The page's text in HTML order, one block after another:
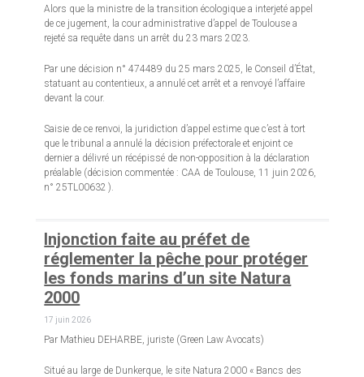
Alors que la ministre de la transition écologique a interjeté appel
de ce jugement, la cour administrative d’appel de Toulouse a
rejeté sa requête dans un arrêt du 23 mars 2023.
Par une décision n° 474489 du 25 mars 2025, le Conseil d’État,
statuant au contentieux, a annulé cet arrêt et a renvoyé l’affaire
devant la cour.
Saisie de ce renvoi, la juridiction d’appel estime que c’est à tort
que le tribunal a annulé la décision préfectorale et enjoint ce
dernier a délivré un récépissé de non-opposition à la déclaration
préalable (décision commentée : CAA de Toulouse, 11 juin 2026,
n° 25TL00632 ).
Injonction faite au préfet de
réglementer la pêche pour protéger
les fonds marins d’un site Natura
2000
17 juin 2026
Par Mathieu DEHARBE, juriste (Green Law Avocats)
Situé au large de Dunkerque, le site Natura 2000 « Bancs des